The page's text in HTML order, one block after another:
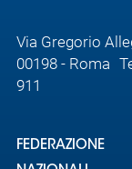
Via Gregorio
00198 - Roma
911
FEDERAZIONE